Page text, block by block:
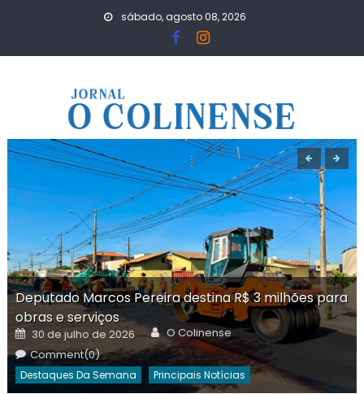
sábado, agosto 08, 2026
Deputado Marcos Pereira destina R$ 3 milhões para
obras e serviços
Posted
on
30 de julho de 2026 Author
O Colinense
Comment(0)
Destaques Da Semana Principais Notícias